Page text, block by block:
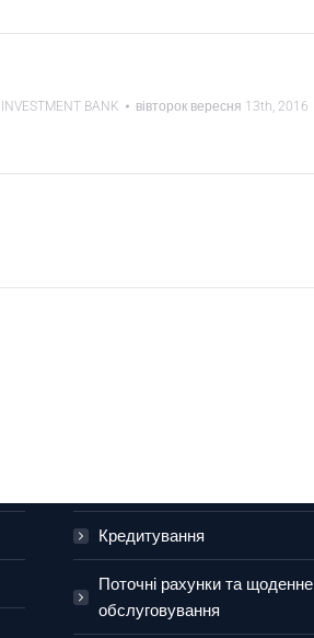
INVESTMENT BANK вівторок вересня 13th, 2016
project:
Кредитування
Поточні рахунки та щоденне
обслуговування